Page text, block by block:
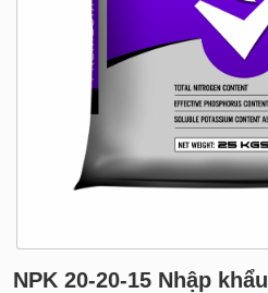
NPK 20-20-15 Nhập khẩu